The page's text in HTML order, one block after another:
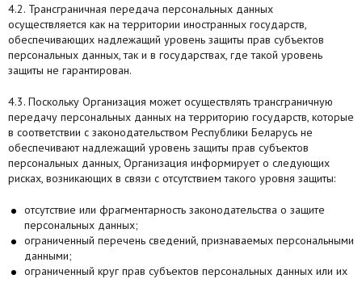
4.2. Трансграничная передача персональных данных
осуществляется как на территории иностранных государств,
обеспечивающих надлежащий уровень защиты прав субъектов
персональных данных, так и в государствах, где такой уровень
защиты не гарантирован.
4.3. Поскольку Организация может осуществлять трансграничную
передачу персональных данных на территорию государств, которые
в соответствии с законодательством Республики Беларусь не
обеспечивают надлежащий уровень защиты прав субъектов
персональных данных, Организация информирует о следующих
рисках, возникающих в связи с отсутствием такого уровня защиты:
отсутствие или фрагментарность законодательства о защите
персональных данных;
ограниченный перечень сведений, признаваемых персональными
данными;
ограниченный круг прав субъектов персональных данных или их